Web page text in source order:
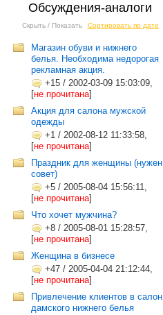
Обсуждения-аналоги
Скрыть / Показать Сортировать по дате
Магазин обуви и нижнего
белья. Необходима недорогая
рекламная акция.
+15 / 2002-03-09 15:03:09,
[не прочитана]
Акция для салона мужской
одежды
+1 / 2002-08-12 11:33:58,
[не прочитана]
Праздник для женщины (нужен
совет)
+5 / 2005-08-04 15:56:11,
[не прочитана]
Что хочет мужчина?
+8 / 2005-08-01 15:28:57,
[не прочитана]
Женщина в бизнесе
+47 / 2005-04-04 21:12:44,
[не прочитана]
Привлечение клиентов в салон
дамского нижнего белья